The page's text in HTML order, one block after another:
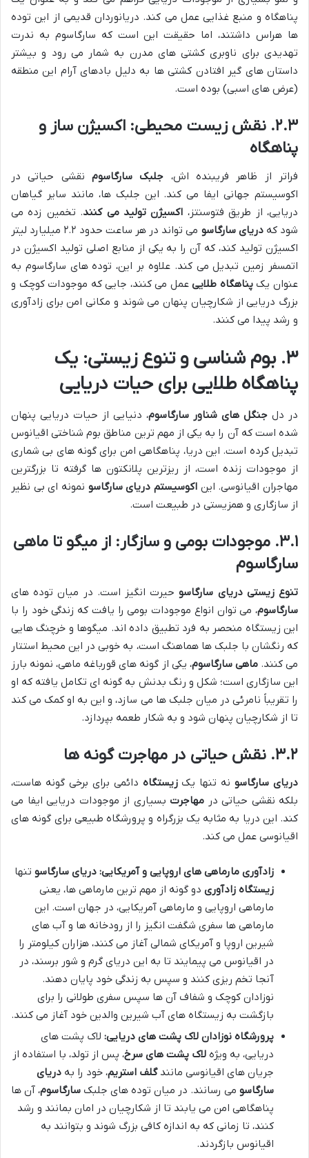
پناهگاه و منبع غذایی عمل می کند. دریانوردان قدیمی از این توده
ها هراس داشتند، اما حقیقت این است که سارگاسوم به ندرت
تهدیدی برای ناوبری کشتی های مدرن به شمار می رود و بیشتر
داستان های گیر افتادن کشتی ها به دلیل بادهای آرام این منطقه
(عرض های اسبی) بوده است.
۲.۳. نقش زیست محیطی: اکسیژن ساز و
پناهگاه
فراتر از ظاهر فریبنده اش، جلبک سارگاسوم نقشی حیاتی در
اکوسیستم جهانی ایفا می کند. این جلبک ها، مانند سایر گیاهان
دریایی، از طریق فتوسنتز، اکسیژن تولید می کنند. تخمین زده می
شود کهدریای سارگاسو
می تواند در هر ساعت حدود ۲.۲ میلیارد لیتر
اکسیژن تولید کند، که آن را به یکی از منابع اصلی تولید اکسیژن در
اتمسفر زمین تبدیل می کند. علاوه بر این، توده های سارگاسوم به
عنوان یکپناهگاه طلاییعمل می کنند، جایی که موجودات کوچک و
بزرگ دریایی از شکارچیان پنهان می شوند و مکانی امن برای زادآوری
و رشد پیدا می کنند.
۳. بوم شناسی و تنوع زیستی: یک
پناهگاه طلایی برای حیات دریایی
در دل جنگل های شناور سارگاسوم، دنیایی از حیات دریایی پنهان
شده است که آن را به یکی از مهم ترین مناطق بوم شناختی اقیانوس
تبدیل کرده است. این دریا، پناهگاهی امن برای گونه های بی شماری
از موجودات زنده است، از ریزترین پلانکتون ها گرفته تا بزرگترین
مهاجران اقیانوسی. این اکوسیستم دریای سارگاسو نمونه ای بی نظیر
از سازگاری و همزیستی در طبیعت است.
۳.۱. موجودات بومی و سازگار: از میگو تا ماهی
سارگاسوم
تنوع زیستی دریای سارگاسوحیرت انگیز است. در میان توده های
سارگاسوم، می توان انواع موجودات بومی را یافت که زندگی خود را با
این زیستگاه منحصر به فرد تطبیق داده اند. میگوها و خرچنگ هایی
که رنگشان با جلبک ها هماهنگ است، به خوبی در این محیط استتار
می کنند.ماهی سارگاسوم، یکی از گونه های قورباغه ماهی، نمونه بارز
این سازگاری است؛ شکل و رنگ بدنش به گونه ای تکامل یافته که او
را تقریباً نامرئی در میان جلبک ها می سازد، و این به او کمک می کند
تا از شکارچیان پنهان شود و به شکار طعمه بپردازد.
۳.۲. نقش حیاتی در مهاجرت گونه ها
دریای سارگاسونه تنها یکزیستگاه دائمی برای برخی گونه هاست،
بلکه نقشی حیاتی در مهاجرت بسیاری از موجودات دریایی ایفا می
کند. این دریا به مثابه یک بزرگراه و پرورشگاه طبیعی برای گونه های
اقیانوسی عمل می کند.
زادآوری مارماهی های اروپایی و آمریکایی: دریای سارگاسو تنها
زیستگاه زادآوری دو گونه از مهم ترین مارماهی ها، یعنی
مارماهی اروپایی و مارماهی آمریکایی، در جهان است. این
مارماهی ها سفری شگفت انگیز را از رودخانه ها و آب های
شیرین اروپا و آمریکای شمالی آغاز می کنند، هزاران کیلومتر را
در اقیانوس می پیمایند تا به این دریای گرم و شور برسند، در
آنجا تخم ریزی کنند و سپس به زندگی خود پایان دهند.
نوزادان کوچک و شفاف آن ها سپس سفری طولانی را برای
بازگشت به زیستگاه های آب شیرین والدین خود آغاز می کنند.
پرورشگاه نوزادان لاک پشت های دریایی: لاک پشت های
دریایی، به ویژه لاک پشت های سرخ، پس از تولد، با استفاده از
جریان های اقیانوسی مانندگلف استریم، خود را به دریای
سارگاسو می رسانند. در میان توده های جلبک سارگاسوم، آن ها
پناهگاهی امن می یابند تا از شکارچیان در امان بمانند و رشد
کنند، تا زمانی که به اندازه کافی بزرگ شوند و بتوانند به
اقیانوس بازگردند.